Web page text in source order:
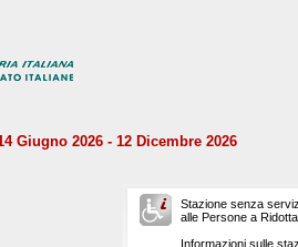
Giugno 2026 - 12 Dicembre 2026
Stazione senza
alle Persone a
Informazioni sulle